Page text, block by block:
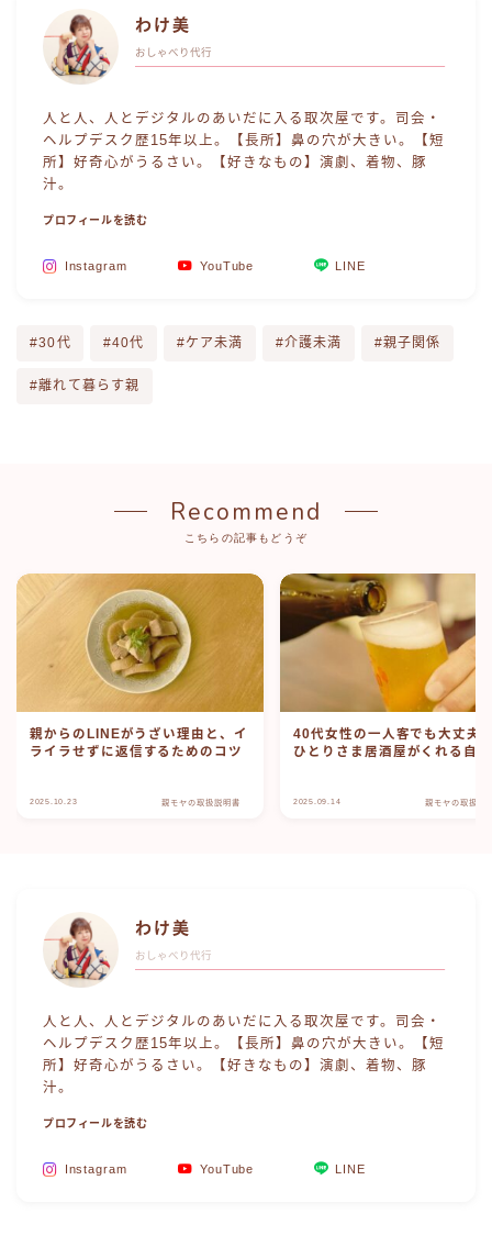
わけ美
おしゃべり代行
人と人、人とデジタルのあいだに入る取次屋です。司会・
ヘルプデスク歴15年以上。【長所】鼻の穴が大きい。【短
所】好奇心がうるさい。【好きなもの】演劇、着物、豚
汁。
プロフィールを読む
Instagram YouTube LINE
#30代 #40代 #ケア未満 #介護未満 #親子関係
#離れて暮らす親
Recommend
こちらの記事もどうぞ
親からのLINEがうざい理由と、イ
ライラせずに返信するためのコツ
2025.10.23 親モヤの取扱説明書
40代女性の一人客でも大丈夫
ひとりさま居酒屋がくれる自由
2025.09.14 親モヤの取扱説
わけ美
おしゃべり代行
人と人、人とデジタルのあいだに入る取次屋です。司会・
ヘルプデスク歴15年以上。【長所】鼻の穴が大きい。【短
所】好奇心がうるさい。【好きなもの】演劇、着物、豚
汁。
プロフィールを読む
Instagram YouTube LINE